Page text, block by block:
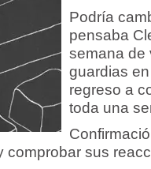
Podría
pensaba
semana de
guardias
regreso a
toda una
comprobar sus